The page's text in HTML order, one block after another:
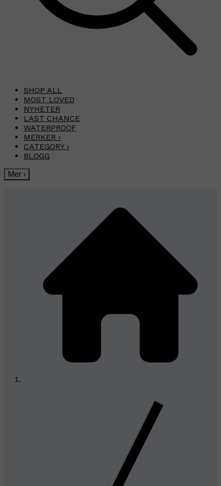
SHOP ALL
MOST LOVED
NYHETER
LAST CHANCE
WATERPROOF
MERKER ›
CATEGORY ›
BLOGG
Mer ›